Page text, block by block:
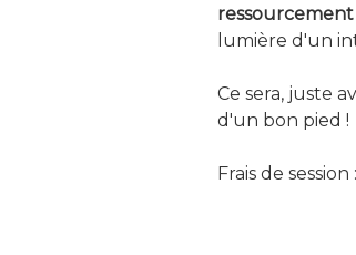
ressourcement
lumière d'un
Ce sera, juste
d'un bon pied !
Frais de